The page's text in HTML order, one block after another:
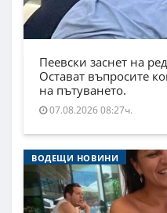
Пеевски заснет на
Остават въпросите
на пътуването.
07.08.2026 08:27ч.
ВОДЕЩИ НОВИНИ